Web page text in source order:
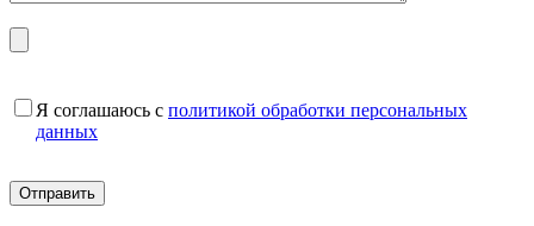
Я соглашаюсь с политикой обработки персональных
данных